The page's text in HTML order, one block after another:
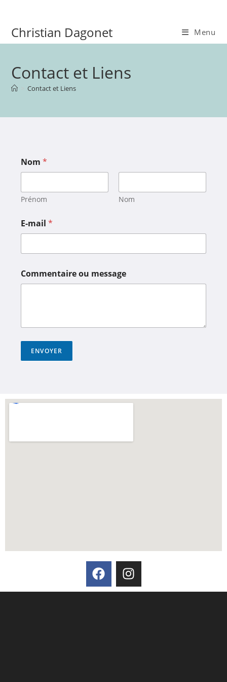
Christian Dagonet Menu
Contact et Liens
Contact et Liens
Nom *
Prénom Nom
E-mail *
Commentaire ou message
ENVOYER